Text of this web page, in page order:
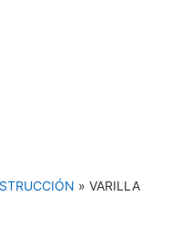
» VARILLA